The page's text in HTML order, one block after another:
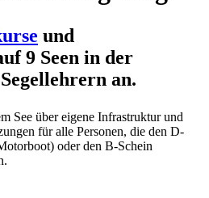
und
9 Seen in der
an.
See über eigene Infrastruktur und
für alle Personen, die den D-
oder den B-Schein